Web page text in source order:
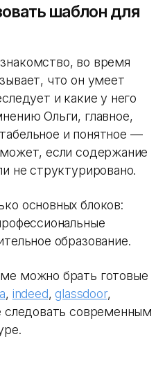
шаблон для
во время
что он умеет
и какие у него
Ольги, главное,
и понятное —
если содержание
не структурировано.
основных блоков:
образование.
можно брать готовые
, indeed,glassdoor,
следовать современным